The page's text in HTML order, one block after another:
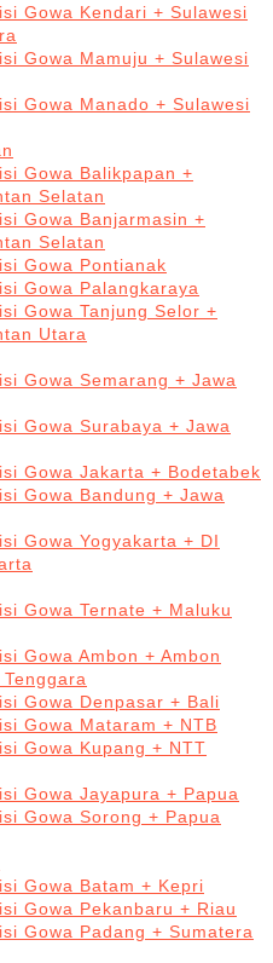
Gowa Kendari + Sulawesi
Gowa Mamuju + Sulawesi
Gowa Manado + Sulawesi
Gowa Balikpapan +
Selatan
Gowa Banjarmasin +
Selatan
Gowa Pontianak
Gowa Palangkaraya
Gowa Tanjung Selor +
Utara
Gowa Semarang + Jawa
Gowa Surabaya + Jawa
Gowa Jakarta + Bodetabek
Gowa Bandung + Jawa
Gowa Yogyakarta + DI
Gowa Ternate + Maluku
Gowa Ambon + Ambon
Gowa Denpasar + Bali
Gowa Mataram + NTB
Gowa Kupang + NTT
Gowa Jayapura + Papua
Gowa Sorong + Papua
Gowa Batam + Kepri
Gowa Pekanbaru + Riau
Gowa Padang + Sumatera